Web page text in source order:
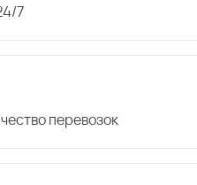
7
перевозок